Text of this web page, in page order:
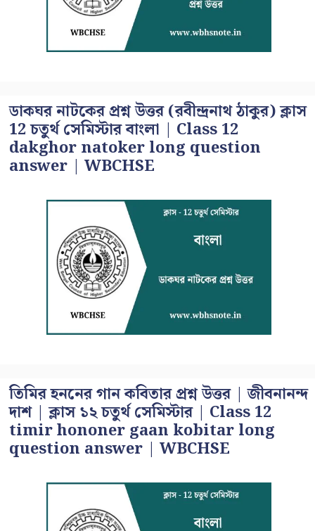
ডাকঘর নাটকের প্রশ্ন উত্তর (রবীন্দ্রনাথ ঠাকুর) ক্লাস
12 চতুর্থ সেমিস্টার বাংলা | Class 12
dakghor natoker long question
answer | WBCHSE
তিমির হননের গান কবিতার প্রশ্ন উত্তর | জীবনানন্দ
দাশ | ক্লাস ১২ চতুর্থ সেমিস্টার | Class 12
timir hononer gaan kobitar long
question answer | WBCHSE